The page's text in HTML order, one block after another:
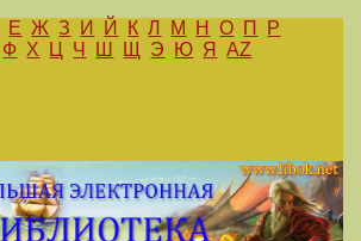
Е Ж З И Й К Л М Н О П
Р
Ф Х Ц Ч Ш Щ Э Ю Я AZ